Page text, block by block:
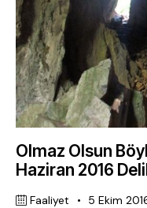
Olmaz Olsun
Haziran 2016
Faaliyet 5 Ekim